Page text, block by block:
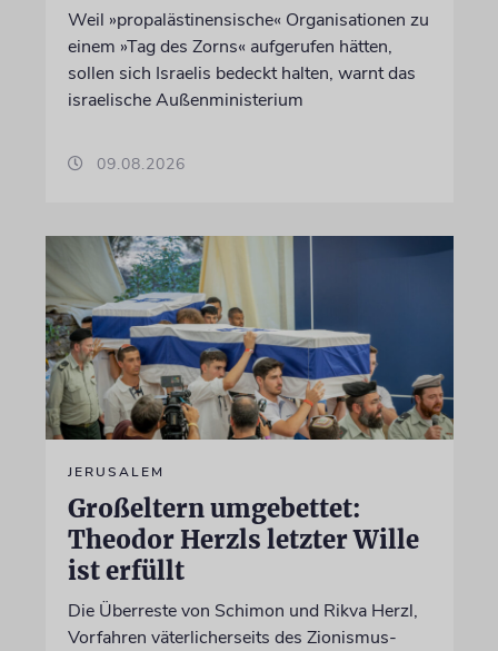
Weil »propalästinensische« Organisationen zu
einem »Tag des Zorns« aufgerufen hätten,
sollen sich Israelis bedeckt halten, warnt das
israelische Außenministerium
09.08.2026
JERUSALEM
Großeltern umgebettet:
Theodor Herzls letzter Wille
ist erfüllt
Die Überreste von Schimon und Rikva Herzl,
Vorfahren väterlicherseits des Zionismus-